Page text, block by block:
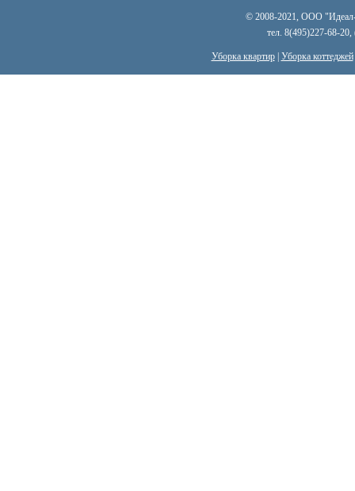
© 2008-2021, ООО "Идеал-
тел. 8(495)227-68-
Уборка квартир| Уборка коттеджей